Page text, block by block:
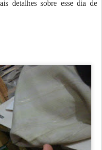
detalhes sobre esse dia de